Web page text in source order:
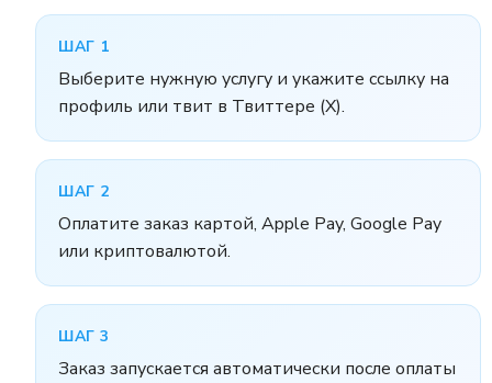
ШАГ 1
Выберите нужную услугу и укажите ссылку на
профиль или твит в Твиттере (X).
ШАГ 2
Оплатите заказ картой, Apple Pay, Google Pay
или криптовалютой.
ШАГ 3
Заказ запускается автоматически после оплаты